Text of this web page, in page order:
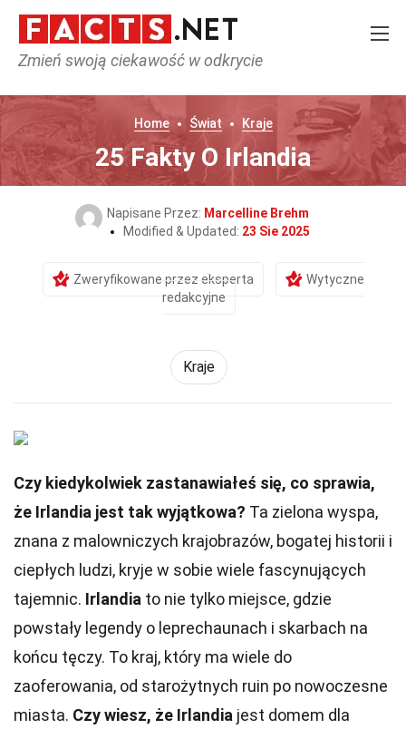
Zmień swoją ciekawość w odkrycie
Home Świat Kraje
25 Fakty O Irlandia
Napisane Przez: Marcelline Brehm
Modified & Updated: 23 Sie 2025
Zweryfikowane przez eksperta
Wytyczne
redakcyjne
Kraje
Czy kiedykolwiek zastanawiałeś się, co sprawia,
że Irlandia jest tak wyjątkowa? Ta zielona wyspa,
znana z malowniczych krajobrazów, bogatej historii i
ciepłych ludzi, kryje w sobie wiele fascynujących
tajemnic. Irlandia to nie tylko miejsce, gdzie
powstały legendy o leprechaunach i skarbach na
końcu tęczy. To kraj, który ma wiele do
zaoferowania, od starożytnych ruin po nowoczesne
miasta. Czy wiesz, że Irlandia jest domem dla